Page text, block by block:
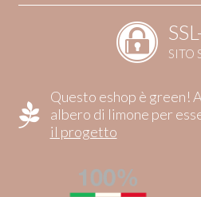
SITO
Questo eshop è green!
albero di limone per
il progetto